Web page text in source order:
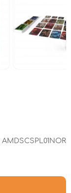
AMDSCSPL01NOR